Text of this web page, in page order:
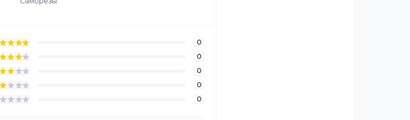
0
0
0
0
0